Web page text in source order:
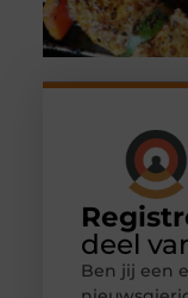
deel
Ben jij een